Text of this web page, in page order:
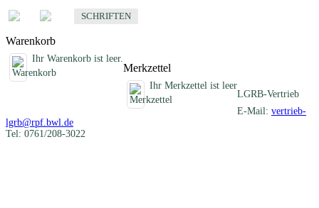
SCHRIFTEN
Warenkorb
Ihr Warenkorb ist leer.
Merkzettel
Ihr Merkzettel ist leer
LGRB-Vertrieb
E-Mail: vertrieb-
lgrb@rpf.bwl.de
Tel: 0761/208-3022